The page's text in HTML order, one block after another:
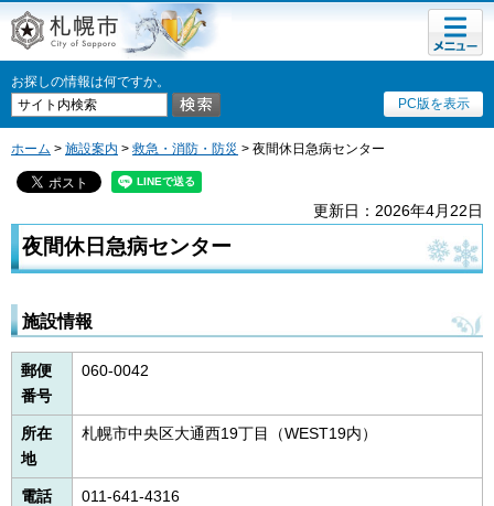
札幌市
お探しの情報は何ですか。
PC版を表示
メニュ
ー
ホーム > 施設案内 > 救急・消防・防災 > 夜間休日急病センター
更新日：2026年4月22日
夜間休日急病センター
施設情報
郵便
番号
060-0042
所在
地
札幌市中央区大通西19丁目（WEST19内）
電話
011-641-4316